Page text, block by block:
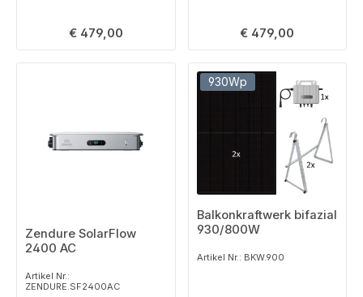
Regulärer Preis:
€ 479,00 Regulärer Preis:
€ 479,00
Zendure SolarFlow
2400 AC
Artikel Nr.:
ZENDURE.SF2400AC
930Wp
Balkonkraftwerk bifazial
930/800W
Artikel Nr.: BKW.900